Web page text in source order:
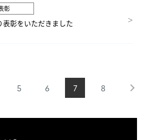
彰
彰をいただきました
5 6 7 8